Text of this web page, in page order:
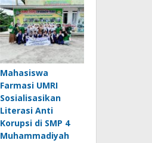
Mahasiswa
Farmasi UMRI
Sosialisasikan
Literasi Anti
Korupsi di SMP 4
Muhammadiyah